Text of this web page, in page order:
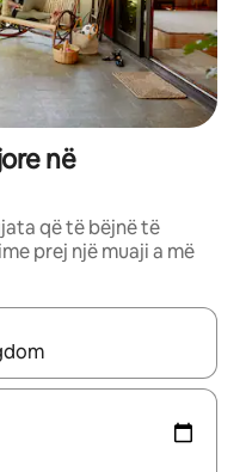
në
që të bëjnë të
prej një muaji a më
lëviz me butonat e